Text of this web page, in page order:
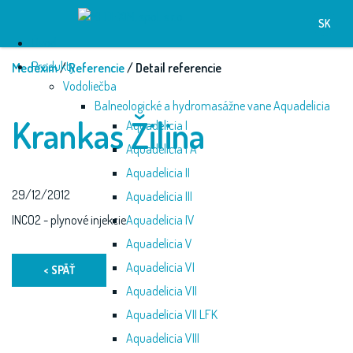
SK
Produkty
Vodoliečba
Balneologické a hydromasážne vane Aquadelicia
Aquadelicia I
Aquadelicia I A
Aquadelicia II
Aquadelicia III
Aquadelicia IV
Aquadelicia V
Aquadelicia VI
Aquadelicia VII
Aquadelicia VII LFK
Aquadelicia VIII
Medexim/Referencie/ Detail referencie
Krankas Žilina
29/12/2012
INCO2 - plynové injekcie
< SPÄŤ